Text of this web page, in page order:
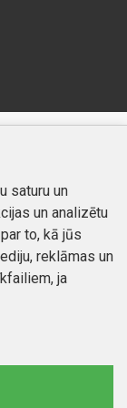
apmaksa
tiesības
politika
tiesības
saturu un
un analizētu
to, kā jūs
reklāmas un
ja